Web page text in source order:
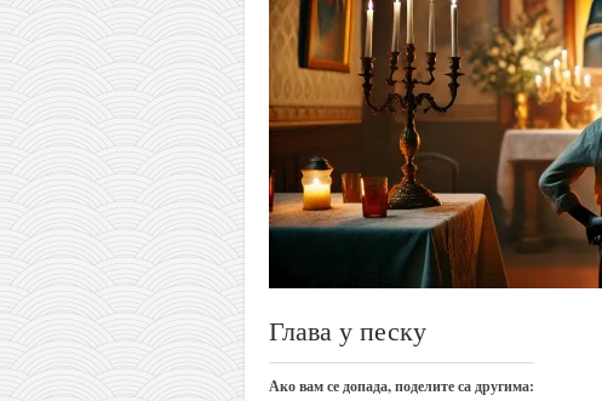
светлопис
законоправило
духовни отац
православље
забрањена историја
ћирилица
породичне приче
прота Воја
уместо твитера
календар српски
Глава у песку
Ако вам се допада, поделите са другима: